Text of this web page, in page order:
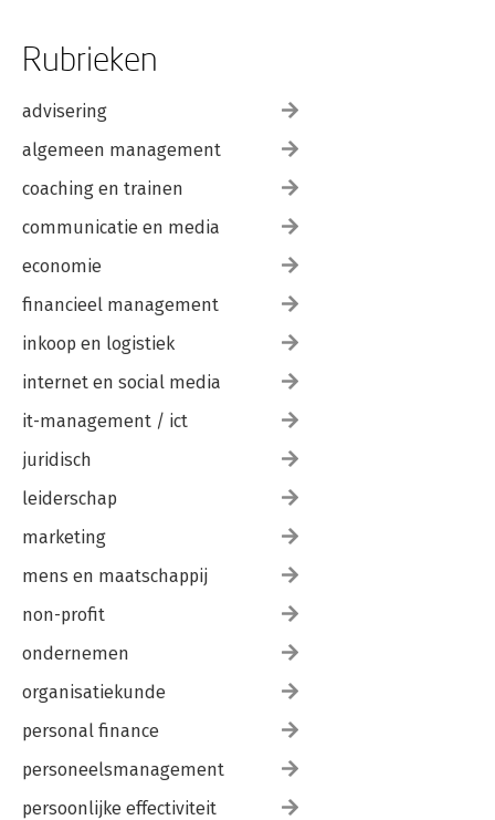
Rubrieken
advisering
algemeen management
coaching en trainen
communicatie en media
economie
financieel management
inkoop en logistiek
internet en social media
it-management / ict
juridisch
leiderschap
marketing
mens en maatschappij
non-profit
ondernemen
organisatiekunde
personal finance
personeelsmanagement
persoonlijke effectiviteit